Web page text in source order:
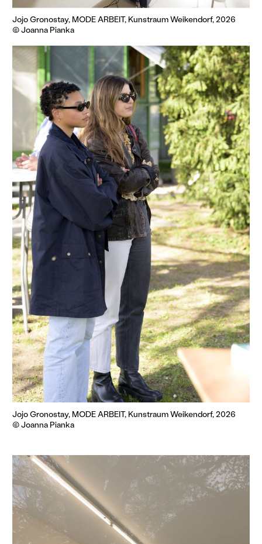
Jojo Gronostay, MODE ARBEIT, Kunstraum Weikendorf, 2026
© Joanna Pianka
Jojo Gronostay, MODE ARBEIT, Kunstraum Weikendorf, 2026
© Joanna Pianka